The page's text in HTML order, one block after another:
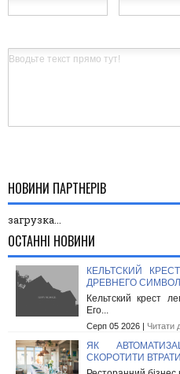
НОВИНИ ПАРТНЕРІВ
загрузка...
ОСТАННІ НОВИНИ
КЕЛЬТСКИЙ
ДРЕВНЕГО
Кельтский крест
Его...
Серп 05 2026 | Читати
ЯК
СКОРОТИТИ